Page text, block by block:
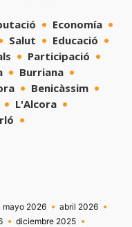
Economía
Salut
Educació
Participació
Burriana
Benicàssim
L'Alcora
mayo 2026
abril 2026
diciembre 2025